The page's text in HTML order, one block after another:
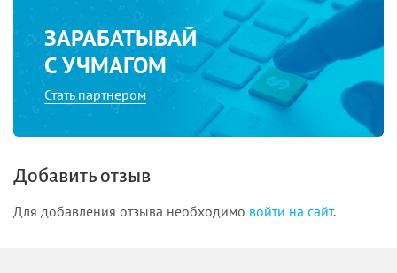
ЗАРАБАТЫВАЙ
С УЧМАГОМ
Стать партнером
Добавить отзыв
Для добавления отзыва необходимо войти на сайт.